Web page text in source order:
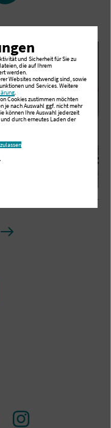
Säule in den
Zum
und Sicherheit für Sie zu
die auf Ihrem
werden.
Websites notwendig sind, sowie
und Services. Weitere
Cookies zustimmen möchten
je nach Auswahl ggf. nicht mehr
können Ihre Auswahl jederzeit
durch erneutes Laden der